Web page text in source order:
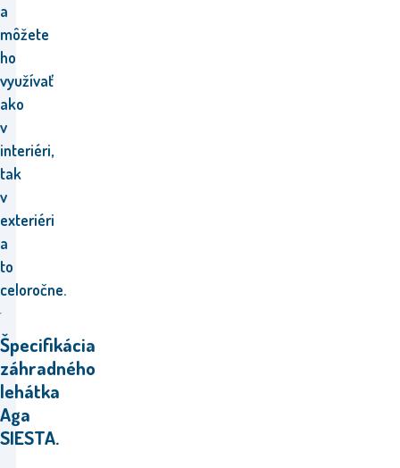
a
môžete
ho
využívať
ako
v
interiéri,
tak
v
exteriéri
a
to
celoročne.
Špecifikácia
záhradného
lehátka
Aga
SIESTA.